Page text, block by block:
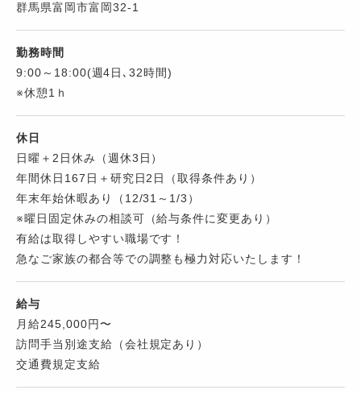
群馬県富岡市富岡32-1
勤務時間
9:00～18:00(週4日､32時間)
※休憩1ｈ
休日
日曜＋2日休み（週休3日）
年間休日167日＋研究日2日（取得条件あり）
年末年始休暇あり（12/31～1/3）
※曜日固定休みの相談可（給与条件に変更あり）
有給は取得しやすい職場です！
急なご家族の都合等での調整も極力対応いたします！
給与
月給245,000円〜
訪問手当別途支給（会社規定あり）
交通費規定支給